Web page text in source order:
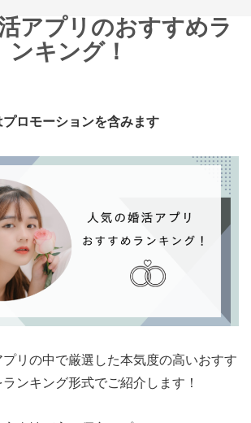
アプリのおすすめラ
ンキング！
ロモーションを含みます
リの中で厳選した本気度の高いおすす
ンキング形式でご紹介します！